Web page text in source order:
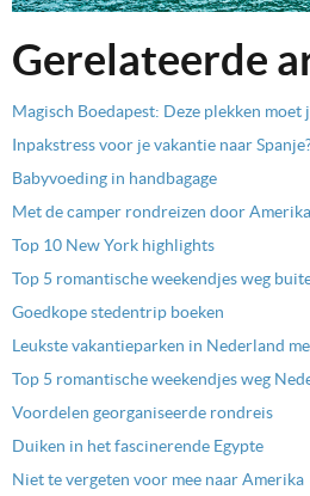
Gerelateerde
Magisch Boedapest: Deze plekken moet
Inpakstress voor je vakantie naar
Babyvoeding in handbagage
Met de camper rondreizen door
Top 10 New York highlights
Top 5 romantische weekendjes weg
Goedkope stedentrip boeken
Leukste vakantieparken in Nederland
Top 5 romantische weekendjes weg
Voordelen georganiseerde rondreis
Duiken in het fascinerende Egypte
Niet te vergeten voor mee naar Amerika